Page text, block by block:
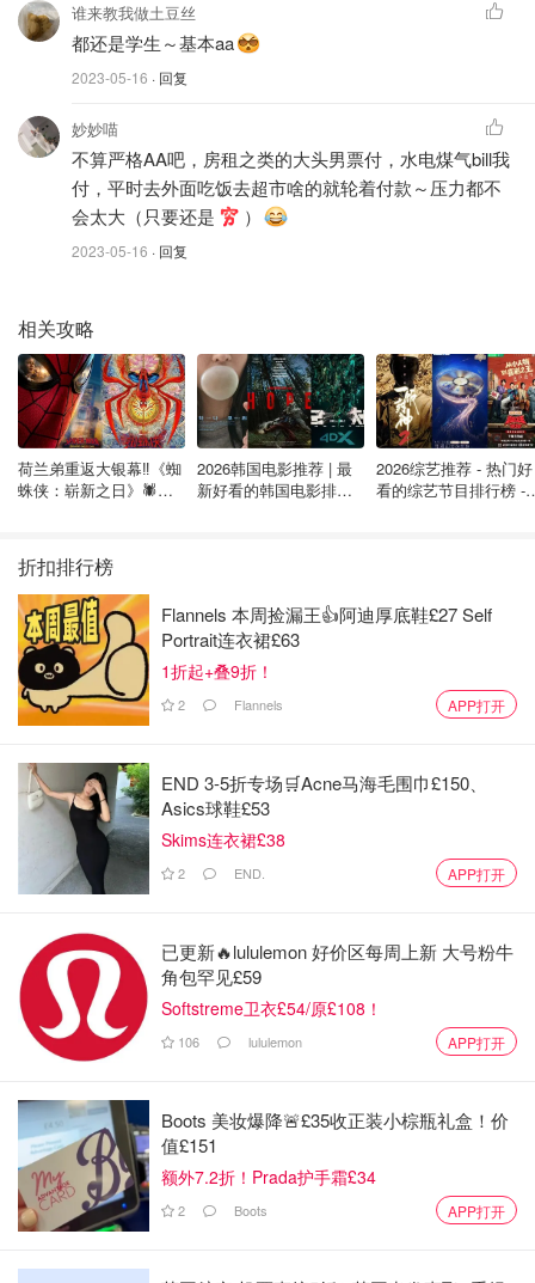
谁来教我做土豆丝
都还是学生～基本aa
2023-05-16 · 回复
妙妙喵
不算严格AA吧，房租之类的大头男票付，水电煤气bill我
付，平时去外面吃饭去超市啥的就轮着付款～压力都不
会太大（只要还是
）
2023-05-16 · 回复
相关攻略
荷兰弟重返大银幕‼️《蜘
蛛侠：崭新之日》🕷️北
2026韩国电影推荐 | 最
新好看的韩国电影排行
2026综艺推荐 - 热门好
看的综艺节目排行榜 -
折扣排行榜
Flannels 本周捡漏王👍阿迪厚底鞋£27 Self
Portrait连衣裙£63
1折起+叠9折！
2 Flannels APP打开
END 3-5折专场🛒Acne马海毛围巾£150、
Asics球鞋£53
Skims连衣裙£38
2 END. APP打开
已更新🔥lululemon 好价区每周上新 大号粉牛
角包罕见£59
Softstreme卫衣£54/原£108！
106 lululemon APP打开
Boots 美妆爆降🚨£35收正装小棕瓶礼盒！价
值£151
额外7.2折！Prada护手霜£34
2 Boots APP打开